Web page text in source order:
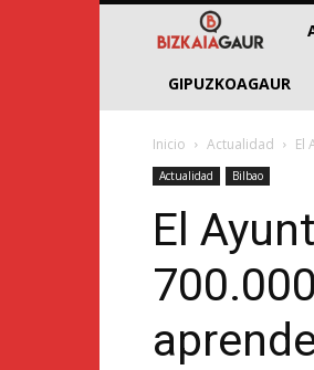
GIPUZKOAGAUR
Inicio Actualidad El
Actualidad Bilbao
El